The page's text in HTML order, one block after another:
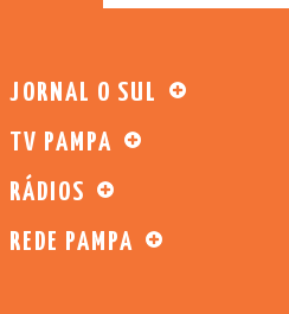
JORNAL O SUL
TV PAMPA
RÁDIOS
REDE PAMPA